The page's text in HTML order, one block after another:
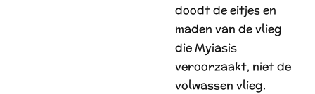
doodt de eitjes en
maden van de vlieg
die Myiasis
veroorzaakt, niet de
volwassen vlieg.